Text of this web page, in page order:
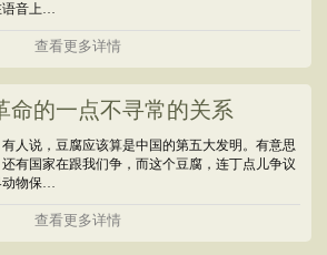
语音上…
查看更多详情
命的一点不寻常的关系
人说，豆腐应该算是中国的第五大发明。有意思
有国家在跟我们争，而这个豆腐，连丁点儿争议
动物保…
查看更多详情